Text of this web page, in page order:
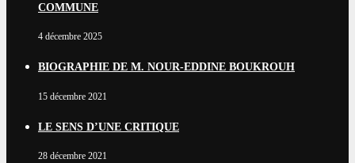
COMMUNE
4 décembre 2025
BIOGRAPHIE DE M. NOUR-EDDINE BOUKROUH
15 décembre 2021
LE SENS D’UNE CRITIQUE
28 décembre 2021